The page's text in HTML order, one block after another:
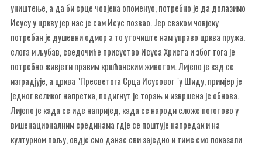
уништење, а да би срце човјека опоменуо, потребно је да долазимо
Исусу у цркву јер нас је сам Исус позвао. Јер сваком човјеку
потребан је душевни одмор а то уточиште нам управо црква пружа.
слога и љубав, сведочиће присуство Исуса Христа и због тога је
потребно живјети правим кршћанским животом. Лијепо је кад се
изградјује, а црква "Пресветога Срца Исусовог "у Шиду, примјер је
једног великог напретка, подигнут је торањ и извршена је обнова.
Лијепо је када се иде напријед, када се народи сложе поготово у
вишенационалним срединама гдје се поштује напредак и на
културном пољу, овдје смо данас сви заједно и тиме смо показали